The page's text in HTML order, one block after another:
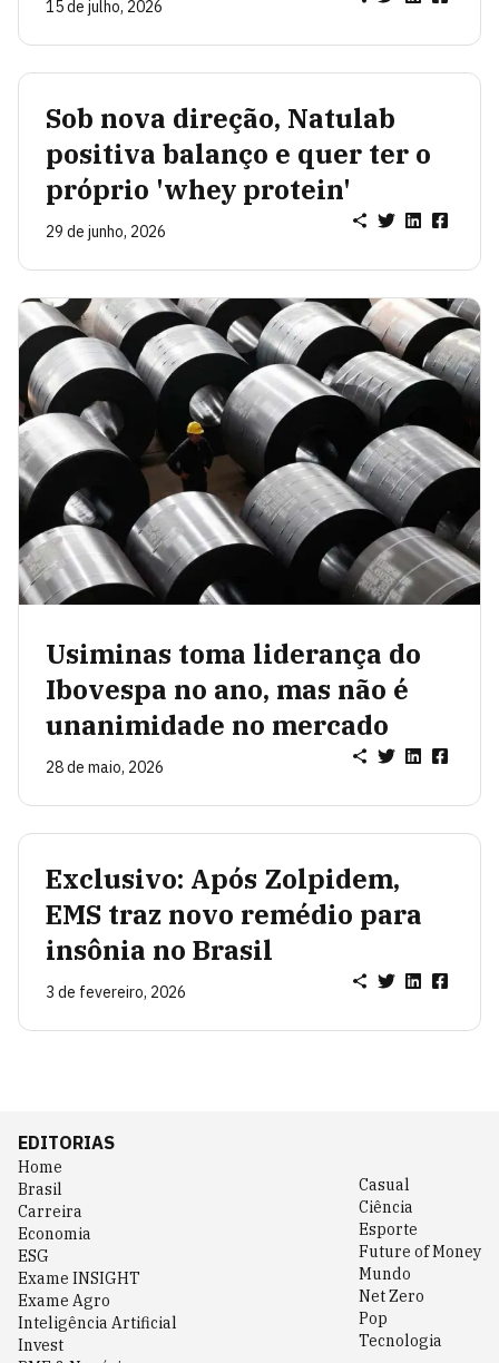
15 de julho, 2026
Sob nova direção, Natulab
positiva balanço e quer ter o
próprio 'whey protein'
29 de junho, 2026
Usiminas toma liderança do
Ibovespa no ano, mas não é
unanimidade no mercado
28 de maio, 2026
Exclusivo: Após Zolpidem,
EMS traz novo remédio para
insônia no Brasil
3 de fevereiro, 2026
EDITORIAS
Home
Brasil
Carreira
Economia
ESG
Exame INSIGHT
Exame Agro
Inteligência Artificial
Invest
Casual
Ciência
Esporte
Future of Money
Mundo
Net Zero
Pop
Tecnologia